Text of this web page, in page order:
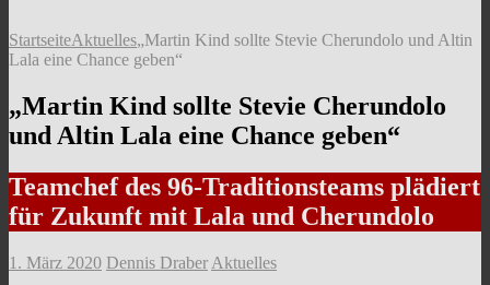
StartseiteAktuelles„Martin Kind sollte Stevie Cherundolo und Altin
Lala eine Chance geben“
„Martin Kind sollte Stevie Cherundolo
und Altin Lala eine Chance geben“
Teamchef des 96-Traditionsteams plädiert
für Zukunft mit Lala und Cherundolo
1. März 2020 Dennis Draber Aktuelles